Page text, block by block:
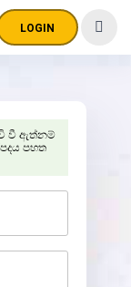
LOGIN
වී ඇත්නම්
පහත